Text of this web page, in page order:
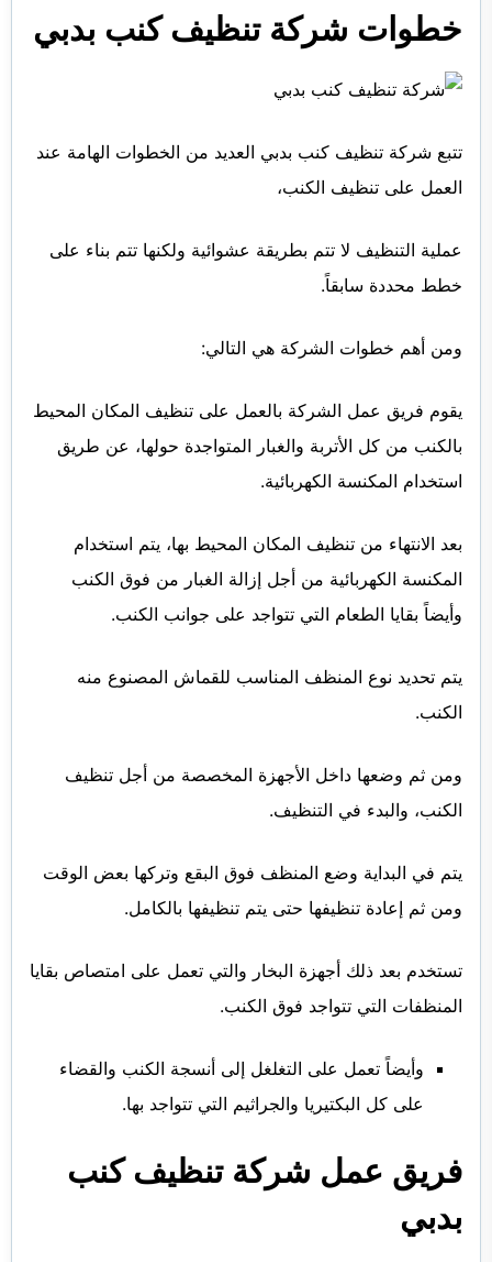
خطوات شركة تنظيف كنب بدبي
تتبع شركة تنظيف كنب بدبي العديد من الخطوات الهامة عند
العمل على تنظيف الكنب،
عملية التنظيف لا تتم بطريقة عشوائية ولكنها تتم بناء على
خطط محددة سابقاً.
ومن أهم خطوات الشركة هي التالي:
يقوم فريق عمل الشركة بالعمل على تنظيف المكان المحيط
بالكنب من كل الأتربة والغبار المتواجدة حولها، عن طريق
استخدام المكنسة الكهربائية.
بعد الانتهاء من تنظيف المكان المحيط بها، يتم استخدام
المكنسة الكهربائية من أجل إزالة الغبار من فوق الكنب
وأيضاً بقايا الطعام التي تتواجد على جوانب الكنب.
يتم تحديد نوع المنظف المناسب للقماش المصنوع منه
الكنب.
ومن ثم وضعها داخل الأجهزة المخصصة من أجل تنظيف
الكنب، والبدء في التنظيف.
يتم في البداية وضع المنظف فوق البقع وتركها بعض الوقت
ومن ثم إعادة تنظيفها حتى يتم تنظيفها بالكامل.
تستخدم بعد ذلك أجهزة البخار والتي تعمل على امتصاص بقايا
المنظفات التي تتواجد فوق الكنب.
وأيضاً تعمل على التغلغل إلى أنسجة الكنب والقضاء
على كل البكتيريا والجراثيم التي تتواجد بها.
فريق عمل شركة تنظيف كنب
بدبي